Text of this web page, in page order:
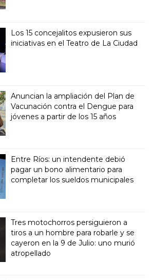
Los 15 concejalitos expusieron sus
iniciativas en el Teatro de La Ciudad
Anuncian la ampliación del Plan de
Vacunación contra el Dengue para
jóvenes a partir de los 15 años
Entre Ríos: un intendente debió
pagar un bono alimentario para
completar los sueldos municipales
Tres motochorros persiguieron a
tiros a un hombre para robarle y se
cayeron en la 9 de Julio: uno murió
atropellado